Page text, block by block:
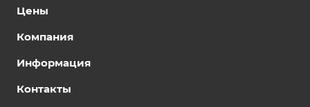
Цены
Компания
Информация
Контакты